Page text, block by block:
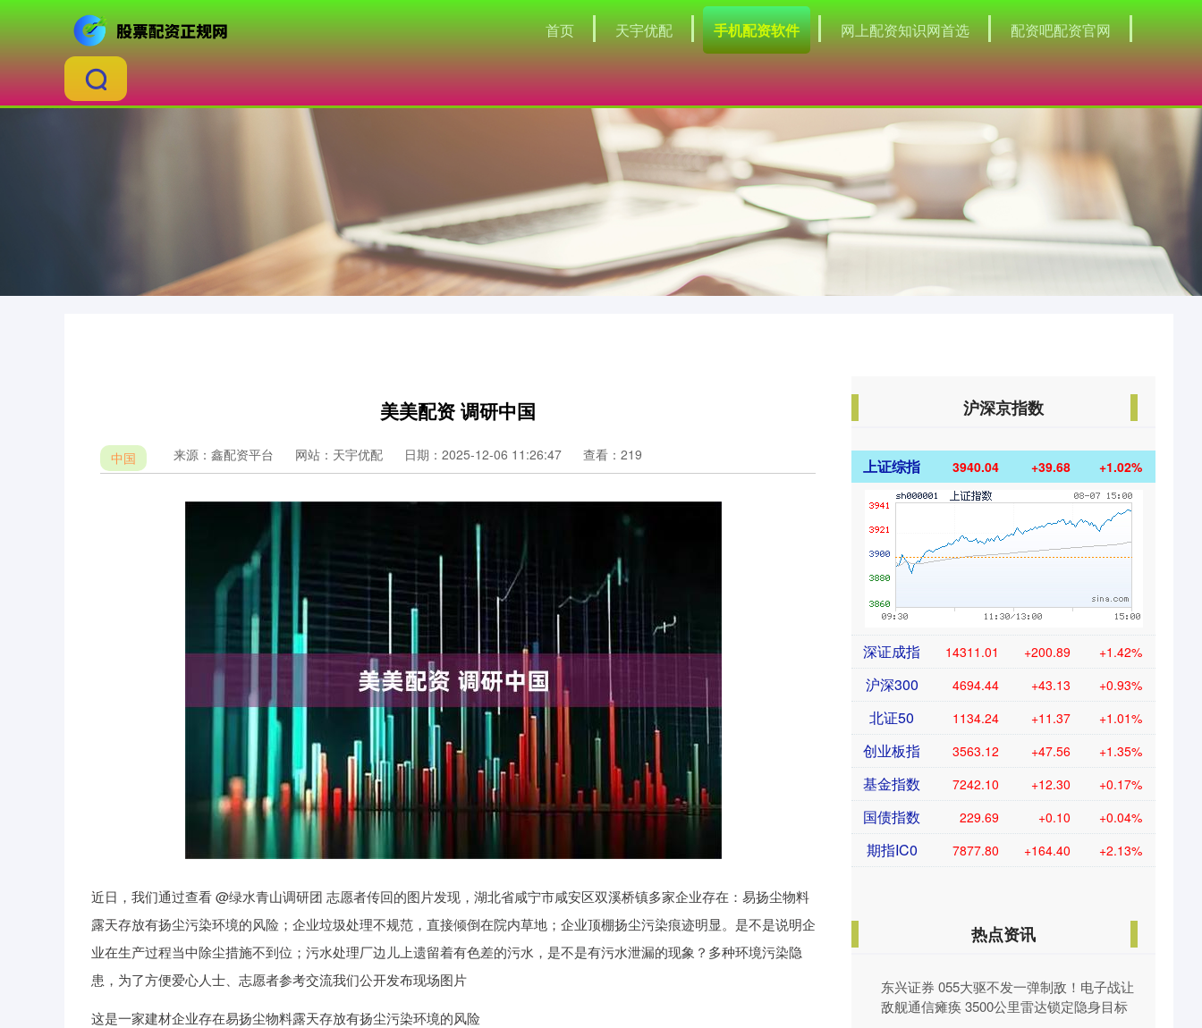
首页 天宇优配 手机配资软件 网上配资知识网首选 配资吧配资官网
美美配资 调研中国
中国 来源：鑫配资平台 网站：天宇优配 日期：2025-12-06 11:26:47 查看：219
近日，我们通过查看 @绿水青山调研团 志愿者传回的图片发现，湖北省咸宁市咸安区双溪桥镇多家企业存在：易扬尘物料
露天存放有扬尘污染环境的风险；企业垃圾处理不规范，直接倾倒在院内草地；企业顶棚扬尘污染痕迹明显。是不是说明企
业在生产过程当中除尘措施不到位；污水处理厂边儿上遗留着有色差的污水，是不是有污水泄漏的现象？多种环境污染隐
患，为了方便爱心人士、志愿者参考交流我们公开发布现场图片
这是一家建材企业存在易扬尘物料露天存放有扬尘污染环境的风险
沪深京指数
上证综指 3940.04 +39.68 +1.02%
深证成指 14311.01 +200.89 +1.42%
沪深300 4694.44 +43.13 +0.93%
北证50 1134.24 +11.37 +1.01%
创业板指 3563.12 +47.56 +1.35%
基金指数 7242.10 +12.30 +0.17%
国债指数 229.69 +0.10 +0.04%
期指IC0 7877.80 +164.40 +2.13%
热点资讯
东兴证券 055大驱不发一弹制敌！电子战让
敌舰通信瘫痪 3500公里雷达锁定隐身目标